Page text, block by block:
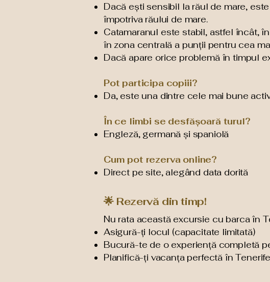
Dacă ești sensibil la răul de mare,
împotriva răului de mare.
Catamaranul este stabil, astfel încât,
în zona centrală a punții pentru cea
Dacă apare orice problemă în timpul
Pot participa copiii?
Da, este una dintre cele mai bune
În ce limbi se desfășoară turul?
Engleză, germană și spaniolă
Cum pot rezerva online?
Direct pe site, alegând data dorită
🌟 Rezervă din timp!
Nu rata această excursie cu barca în
Asigură-ți locul (capacitate limitată)
Bucură-te de o experiență completă
Planifică-ți vacanța perfectă în Tenerife